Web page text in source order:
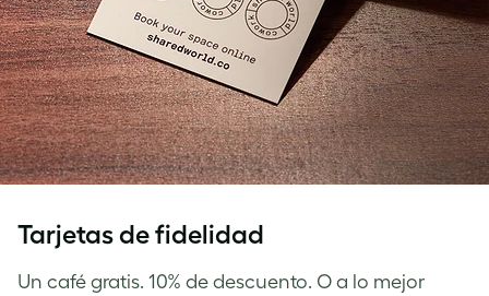
Tarjetas de fidelidad
Un café gratis. 10% de descuento. O a lo mejor